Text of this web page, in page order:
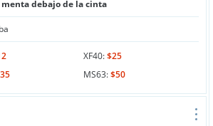
debajo de la cinta
XF40:$25
MS63:$50